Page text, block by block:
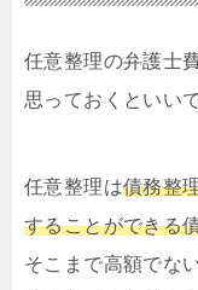
任意整理の弁護士
思っておくといい
任意整理は債務整
することができる
そこまで高額でな